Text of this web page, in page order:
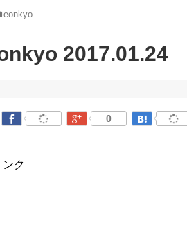
eonkyo
2017.01.24
0
ク